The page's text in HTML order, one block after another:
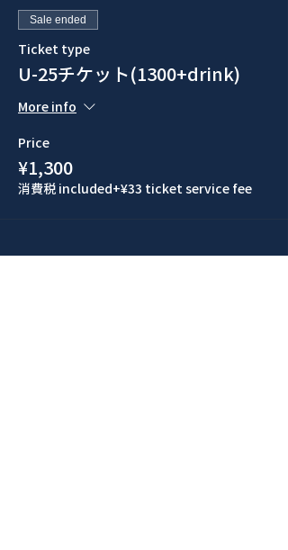
Sale ended
Ticket type
U-25チケット(1300+drink)
More info
Price
¥1,300
消費税 included+¥33 ticket service fee